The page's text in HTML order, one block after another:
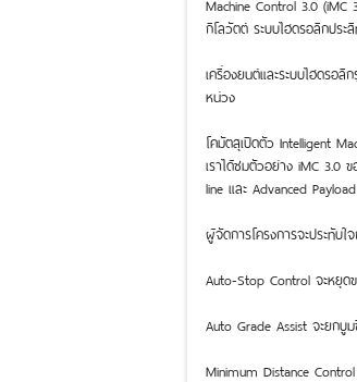
กิโลวัตต์ ระบบไฮดรอลิกปร
เครื่องยนต์และระบบไฮดรอ
หน่วง
โคมัตสุเปิดตัว Intelligent
เราได้ชมตัวอย่าง iMC 3.0
line และ Advanced
ผู้จัดการโครงการจะประทับ
Auto-Stop Control จะหยุด
Auto Grade Assist จะยกบู
Minimum Distance